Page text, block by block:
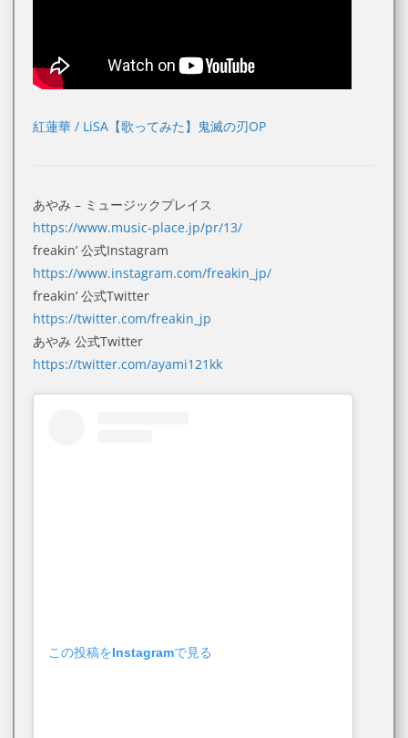
紅蓮華 / LiSA【歌ってみた】鬼滅の刃OP
あやみ – ミュージックプレイス
https://www.music-place.jp/pr/13/
freakin’ 公式Instagram
https://www.instagram.com/freakin_jp/
freakin’ 公式Twitter
https://twitter.com/freakin_jp
あやみ 公式Twitter
https://twitter.com/ayami121kk
この投稿をInstagramで見る